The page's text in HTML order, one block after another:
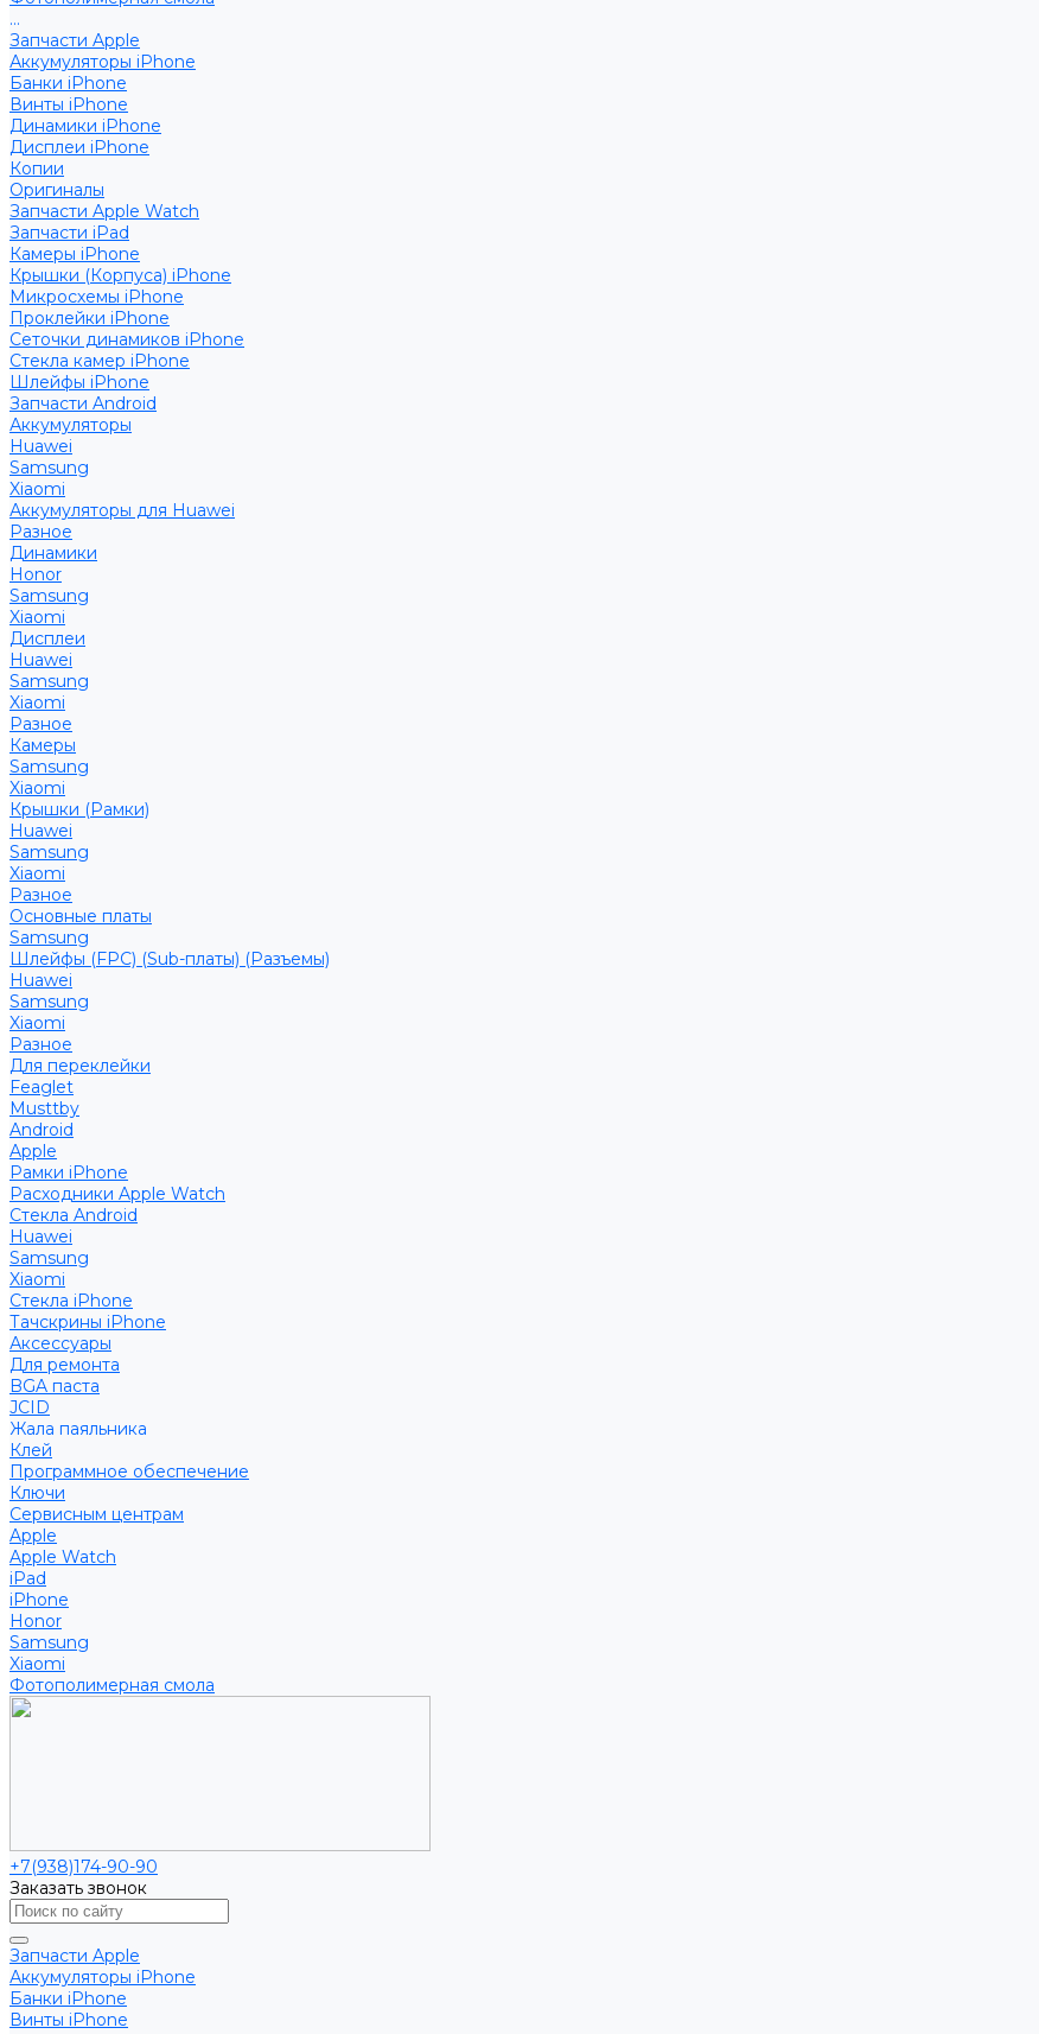
...
Запчасти Apple
Аккумуляторы iPhone
Банки iPhone
Винты iPhone
Динамики iPhone
Дисплеи iPhone
Копии
Оригиналы
Запчасти Apple Watch
Запчасти iPad
Камеры iPhone
Крышки (Корпуса) iPhone
Микросхемы iPhone
Проклейки iPhone
Сеточки динамиков iPhone
Стекла камер iPhone
Шлейфы iPhone
Запчасти Android
Аккумуляторы
Huawei
Samsung
Xiaomi
Аккумуляторы для Huawei
Разное
Динамики
Honor
Samsung
Xiaomi
Дисплеи
Huawei
Samsung
Xiaomi
Разное
Камеры
Samsung
Xiaomi
Крышки (Рамки)
Huawei
Samsung
Xiaomi
Разное
Основные платы
Samsung
Шлейфы (FPC) (Sub-платы) (Разъемы)
Huawei
Samsung
Xiaomi
Разное
Для переклейки
Feaglet
Musttby
Android
Apple
Рамки iPhone
Расходники Apple Watch
Стекла Android
Huawei
Samsung
Xiaomi
Стекла iPhone
Тачскрины iPhone
Аксессуары
Для ремонта
BGA паста
JCID
Жала паяльника
Клей
Программное обеспечение
Ключи
Сервисным центрам
Apple
Apple Watch
iPad
iPhone
Honor
Samsung
Xiaomi
Фотополимерная смола
+7(938)174-90-90
Заказать звонок
Запчасти Apple
Аккумуляторы iPhone
Банки iPhone
Винты iPhone